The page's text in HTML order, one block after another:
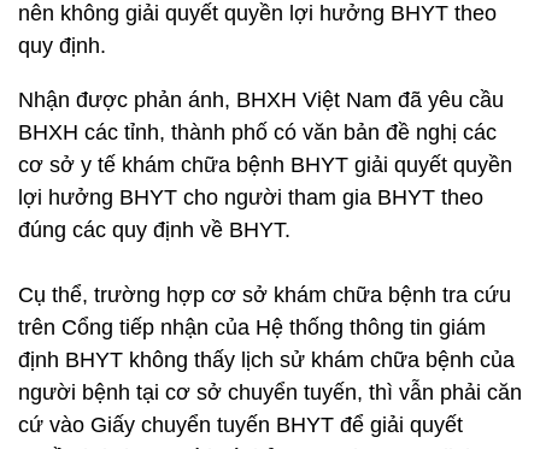
nên không giải quyết quyền lợi hưởng BHYT theo
quy định.
Nhận được phản ánh, BHXH Việt Nam đã yêu cầu
BHXH các tỉnh, thành phố có văn bản đề nghị các
cơ sở y tế khám chữa bệnh BHYT giải quyết quyền
lợi hưởng BHYT cho người tham gia BHYT theo
đúng các quy định về BHYT.
Cụ thể, trường hợp cơ sở khám chữa bệnh tra cứu
trên Cổng tiếp nhận của Hệ thống thông tin giám
định BHYT không thấy lịch sử khám chữa bệnh của
người bệnh tại cơ sở chuyển tuyến, thì vẫn phải căn
cứ vào Giấy chuyển tuyến BHYT để giải quyết